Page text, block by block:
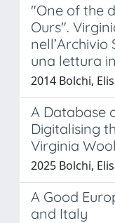
"One of the
Ours".
una lettura
2014 Bolchi,
A Database
Digitalising
Virginia
2025 Bolchi,
A Good
and Italy